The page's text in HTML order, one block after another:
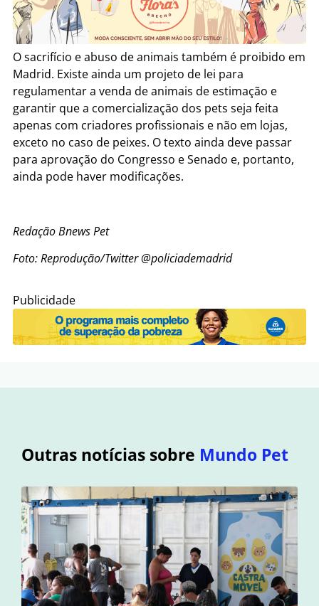
O sacrifício e abuso de animais também é proibido em
Madrid. Existe ainda um projeto de lei para
regulamentar a venda de animais de estimação e
garantir que a comercialização dos pets seja feita
apenas com criadores profissionais e não em lojas,
exceto no caso de peixes. O texto ainda deve passar
para aprovação do Congresso e Senado e, portanto,
ainda pode haver modificações.
Redação Bnews Pet
Foto: Reprodução/Twitter @policiademadrid
Publicidade
Outras notícias sobre Mundo Pet